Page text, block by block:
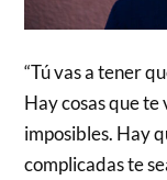
“Tú vas a tener
Hay cosas que te
imposibles. Hay
complicadas te